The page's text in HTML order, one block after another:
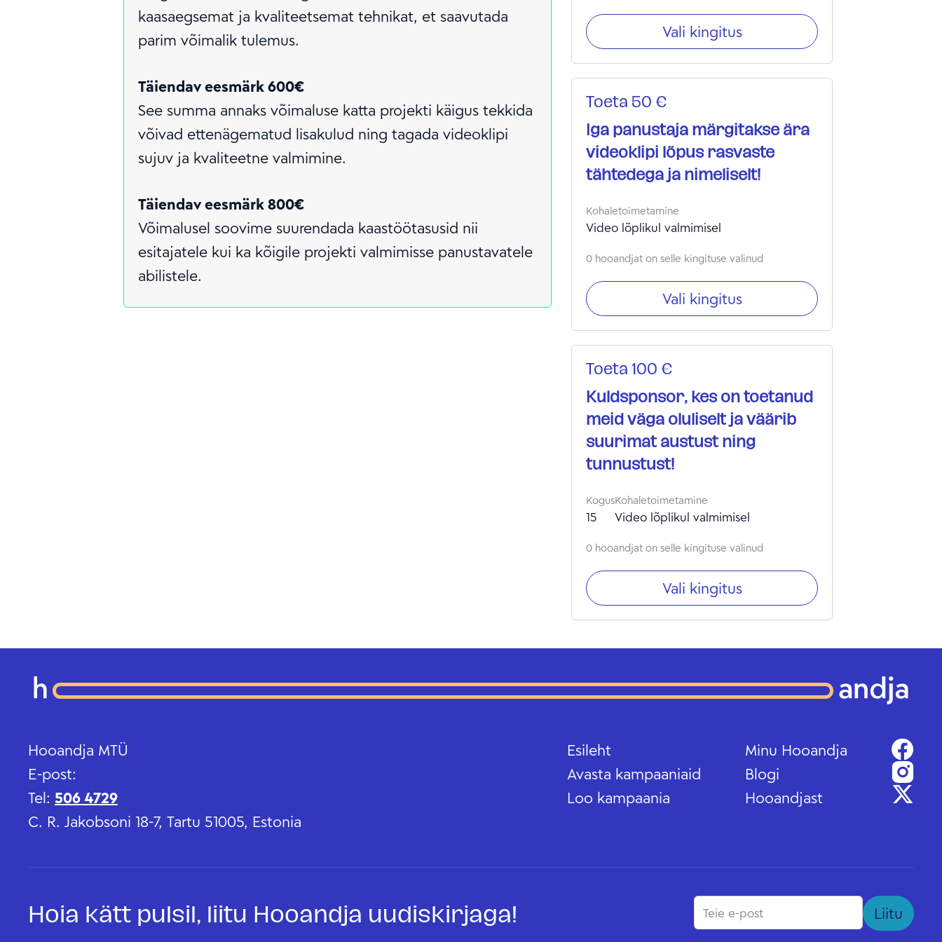
kaasaegsemat ja kvaliteetsemat tehnikat, et saavutada
parim võimalik tulemus.
Täiendav eesmärk 600€
See summa annaks võimaluse katta projekti käigus tekkida
võivad ettenägematud lisakulud ning tagada videoklipi
sujuv ja kvaliteetne valmimine.
Täiendav eesmärk 800€
Võimalusel soovime suurendada kaastöötasusid nii
esitajatele kui ka kõigile projekti valmimisse panustavatele
abilistele.
Vali kingitus
Toeta 50 €
Iga panustaja märgitakse ära
videoklipi lõpus rasvaste
tähtedega ja nimeliselt!
Kohaletoimetamine
Video lõplikul valmimisel
0 hooandjat on selle kingituse valinud
Vali kingitus
Toeta 100 €
Kuldsponsor, kes on toetanud
meid väga oluliselt ja väärib
suurimat austust ning
tunnustust!
Kogus
15
Kohaletoimetamine
Video lõplikul valmimisel
0 hooandjat on selle kingituse valinud
Vali kingitus
Hooandja MTÜ
E-post:
Tel: 506 4729
C. R. Jakobsoni 18-7, Tartu 51005, Estonia
Esileht
Avasta kampaaniaid
Loo kampaania
Minu Hooandja
Blogi
Hooandjast
Hoia kätt pulsil, liitu Hooandja uudiskirjaga! Liitu